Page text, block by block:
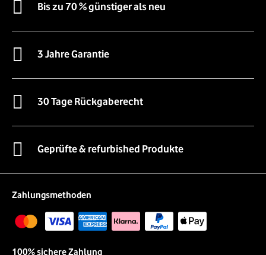
Bis zu 70 % günstiger als neu
3 Jahre Garantie
30 Tage Rückgaberecht
Geprüfte & refurbished Produkte
Zahlungsmethoden
100% sichere Zahlung